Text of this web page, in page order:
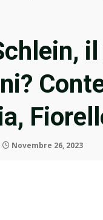
Novembre 26, 2023